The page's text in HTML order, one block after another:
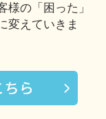
様の「困った」
変えていきま